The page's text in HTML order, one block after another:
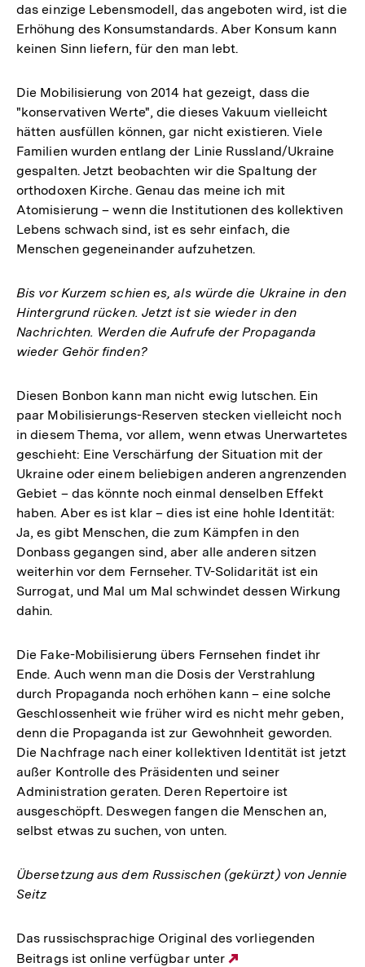
das einzige Lebensmodell, das angeboten wird, ist die
Erhöhung des Konsumstandards. Aber Konsum kann
keinen Sinn liefern, für den man lebt.
Die Mobilisierung von 2014 hat gezeigt, dass die
"konservativen Werte", die dieses Vakuum vielleicht
hätten ausfüllen können, gar nicht existieren. Viele
Familien wurden entlang der Linie Russland/Ukraine
gespalten. Jetzt beobachten wir die Spaltung der
orthodoxen Kirche. Genau das meine ich mit
Atomisierung – wenn die Institutionen des kollektiven
Lebens schwach sind, ist es sehr einfach, die
Menschen gegeneinander aufzuhetzen.
Bis vor Kurzem schien es, als würde die Ukraine in den
Hintergrund rücken. Jetzt ist sie wieder in den
Nachrichten. Werden die Aufrufe der Propaganda
wieder Gehör finden?
Diesen Bonbon kann man nicht ewig lutschen. Ein
paar Mobilisierungs-Reserven stecken vielleicht noch
in diesem Thema, vor allem, wenn etwas Unerwartetes
geschieht: Eine Verschärfung der Situation mit der
Ukraine oder einem beliebigen anderen angrenzenden
Gebiet – das könnte noch einmal denselben Effekt
haben. Aber es ist klar – dies ist eine hohle Identität:
Ja, es gibt Menschen, die zum Kämpfen in den
Donbass gegangen sind, aber alle anderen sitzen
weiterhin vor dem Fernseher. TV-Solidarität ist ein
Surrogat, und Mal um Mal schwindet dessen Wirkung
dahin.
Die Fake-Mobilisierung übers Fernsehen findet ihr
Ende. Auch wenn man die Dosis der Verstrahlung
durch Propaganda noch erhöhen kann – eine solche
Geschlossenheit wie früher wird es nicht mehr geben,
denn die Propaganda ist zur Gewohnheit geworden.
Die Nachfrage nach einer kollektiven Identität ist jetzt
außer Kontrolle des Präsidenten und seiner
Administration geraten. Deren Repertoire ist
ausgeschöpft. Deswegen fangen die Menschen an,
selbst etwas zu suchen, von unten.
Übersetzung aus dem Russischen (gekürzt) von Jennie
Seitz
Das russischsprachige Original des vorliegenden
Beitrags ist online verfügbar unter